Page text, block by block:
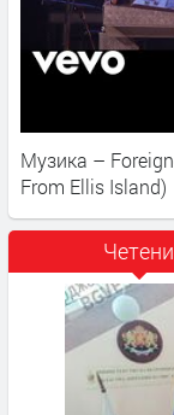
Музика – Foreigner - I Want To Know What Love Is (Live
From Ellis Island)
Четени